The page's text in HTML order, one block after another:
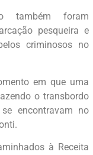
também foram
pesqueira e
criminosos no
em que uma
o transbordo
encontravam no
à Receita